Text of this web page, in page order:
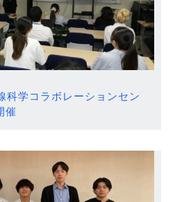
科学コラボレーションセン
催